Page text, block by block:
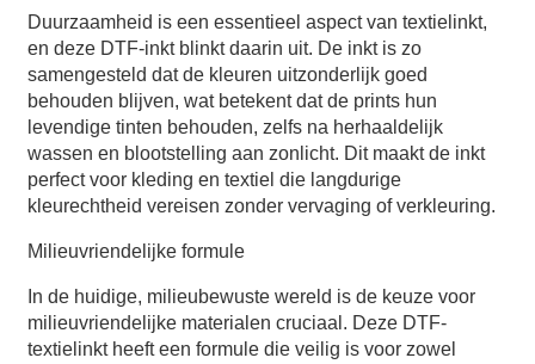
Duurzaamheid is een essentieel aspect van textielinkt,
en deze DTF-inkt blinkt daarin uit. De inkt is zo
samengesteld dat de kleuren uitzonderlijk goed
behouden blijven, wat betekent dat de prints hun
levendige tinten behouden, zelfs na herhaaldelijk
wassen en blootstelling aan zonlicht. Dit maakt de inkt
perfect voor kleding en textiel die langdurige
kleurechtheid vereisen zonder vervaging of verkleuring.
Milieuvriendelijke formule
In de huidige, milieubewuste wereld is de keuze voor
milieuvriendelijke materialen cruciaal. Deze DTF-
textielinkt heeft een formule die veilig is voor zowel